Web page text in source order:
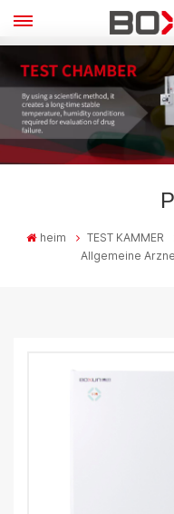
heim TEST KAMMER
Allgemeine